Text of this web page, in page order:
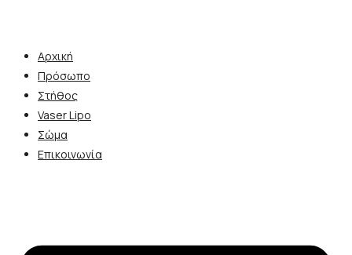
Αρχική
Πρόσωπο
Στήθος
Vaser Lipo
Σώμα
Επικοινωνία